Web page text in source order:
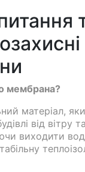
мембрана?
матеріал,
від вітру
виходити